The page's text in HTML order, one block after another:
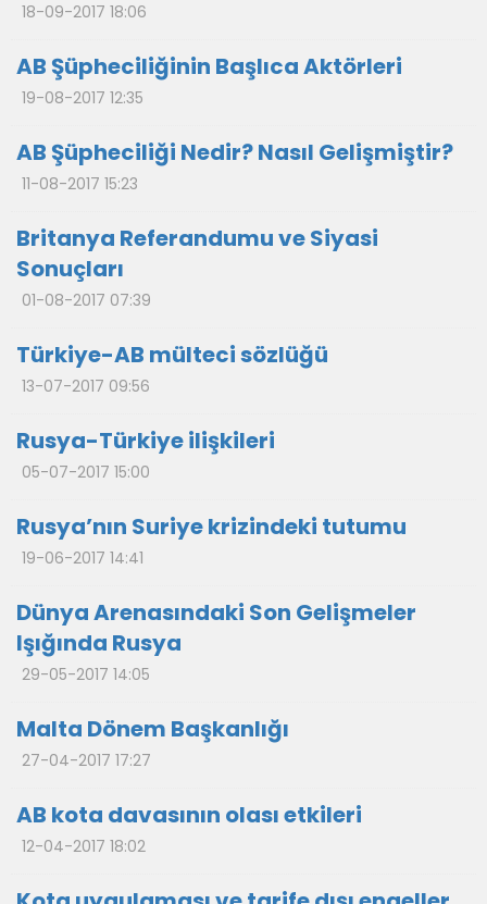
18-09-2017 18:06
AB Şüpheciliğinin Başlıca Aktörleri
19-08-2017 12:35
AB Şüpheciliği Nedir? Nasıl Gelişmiştir?
11-08-2017 15:23
Britanya Referandumu ve Siyasi
Sonuçları
01-08-2017 07:39
Türkiye-AB mülteci sözlüğü
13-07-2017 09:56
Rusya-Türkiye ilişkileri
05-07-2017 15:00
Rusya’nın Suriye krizindeki tutumu
19-06-2017 14:41
Dünya Arenasındaki Son Gelişmeler
Işığında Rusya
29-05-2017 14:05
Malta Dönem Başkanlığı
27-04-2017 17:27
AB kota davasının olası etkileri
12-04-2017 18:02